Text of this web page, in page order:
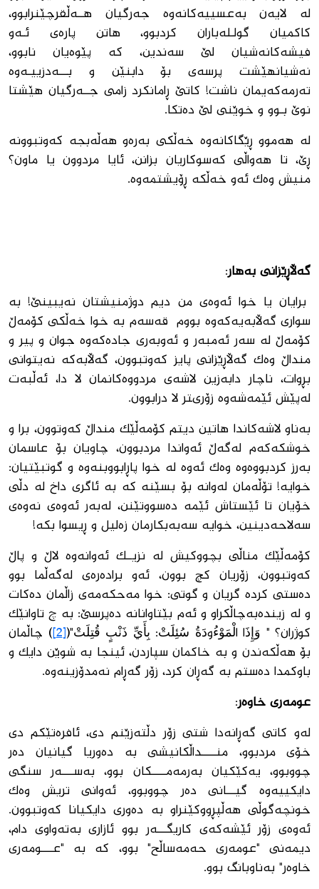
له‌ لایه‌ن به‌عسییه‌كانه‌وه‌ جه‌رگیان هــه‌ڵقرچێنرابوو،
كاكمیان گولـله‌باران كردبوو، هاتن پاره‌ى ئـه‌و
فیشه‌كانه‌شیان لێ سه‌ندین، كه ‌پێوه‌یان نابوو،
نه‌شیانهێشت پرسه‌ى بۆ دابنێن و بـــه‌دزییـه‌وه‌
ته‌رمه‌كه‌یمان ناشت! كاتێ ڕامانكرد زامى جــه‌رگیان هێشتا
نوێ بـوو و خوێنى لێ ده‌تكا.
له‌ هه‌موو ڕێگاكانه‌وه‌ خه‌ڵكى به‌ره‌و هه‌ڵه‌بجه‌ كه‌وتبوونه‌
ڕێ، تا هه‌واڵى كه‌سوكاریان بزانن، ئایا مردوون یا ماون؟
منیش وه‌ك ئه‌و خه‌ڵكه‌ ڕۆیشتمه‌وه‌.
گه‌ڵاڕێزانى به‌هار:
برایان یا خوا ئه‌وه‌ى من دیم دوژمنیشتان نه‌یبینێ! به‌
سوارى گه‌ڵابه‌یه‌كه‌وه‌ بووم قه‌سه‌م به‌ خوا خه‌ڵكى كۆمه‌ڵ
كۆمه‌ڵ له‌ سه‌ر ئه‌مبه‌ر و ئه‌وبه‌رى جاده‌كه‌وه‌ جوان و پیر و
منداڵ وه‌ك گه‌ڵاڕێزانى پایز كه‌وتبوون، گه‌ڵابه‌كه‌ نه‌یتوانى
بڕوات، ناچار دابه‌زین لاشه‌ى مردووه‌كانمان لا دا، ئه‌ڵبه‌ت
له‌پێش ئێمه‌شه‌وه‌ زۆرىتر لا درابوون.
به‌ناو لاشه‌كاندا هاتین دیتم كۆمه‌ڵێک منداڵ كه‌وتوون، برا و
خوشكه‌كه‌م له‌گه‌ڵ ئه‌واندا مردبوون، چاویان بۆ عاسمان
به‌رز كردبووه‌وه‌ وه‌ك ئه‌وه‌ له‌ خوا پاڕابووبنه‌وه ‌و گوتبێتیان:
خوایه‌! تۆڵه‌مان له‌وانه‌ بۆ بسێنه‌ كه‌ به ‌ئاگرى داخ له ‌دڵی
خۆیان تا ئێستاش ئێمه‌ ده‌سووتێنن، له‌به‌ر ئه‌وه‌ى نه‌وه‌ى
سه‌لاحه‌دینین، خوایه‌ سه‌به‌بكارمان زه‌لیل و ڕیسوا بكه‌!
كۆمه‌ڵێک مناڵى بچووكیش له‌ نزیــك ئه‌وانه‌وه‌ لاڵ و پاڵ
كه‌وتبوون، زۆریان كچ بوون، ئه‌و براده‌ره‌ى له‌گه‌ڵما بوو
ده‌ستى كرده‌ گریان و گوتى: خوا مه‌حكه‌مه‌ى زاڵمان ده‌كات
و له‌ زینده‌به‌چاڵكراو و ئه‌م بێتاوانانه‌ ده‌پرسێ: به‌ چ تاوانێك
كوژران؟ " وَإِذَا الْمَوْءُودَةُ سُئِلَتْ: بِأَيِّ ذَنْبٍ قُتِلَتْ"([2] ) چاڵمان
بۆ هه‌ڵكه‌ندن و به‌ خاكمان سپاردن، ئینجا به ‌شوێن دایك و
باوكمدا ده‌ستم به گه‌ڕان كرد، زۆر گەڕام نه‌مدۆزینه‌وه‌.
عومه‌رى خاوه‌ر:
له‌و كاتى گەڕانه‌دا شتى زۆر دڵته‌زێنم دى، ئافره‌تێكم دى
خۆى مردبوو، منـــــداڵكانیشى به ‌ده‌وریا گیانیان ده‌ر
چووبوو، یه‌كێكیان به‌رمه‌مـــــكان بوو، به‌ســــه‌ر سنگى
دایكییه‌وه‌ گیـــانى ده‌ر چووبوو، ئه‌وانى تریش وه‌ك
خونچه‌گوڵى هه‌ڵپڕووكێنراو به ‌ده‌ورى دایكیانا كه‌وتبوون.
ئه‌وه‌ى زۆر ئێشه‌كه‌ى كاریگـــه‌ر بوو ئازارى به‌ته‌واوى دام،
دیمه‌نى "عومه‌رى حه‌مه‌ساڵح" بوو، كه‌ به‌ "عــــومه‌رى
خاوه‌ر" به‌ناوبانگ بوو.